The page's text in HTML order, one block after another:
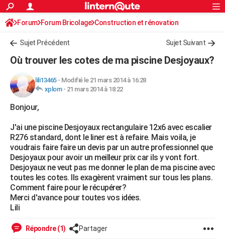
ACTUALITÉS
Politique
Société
Faits Divers
Education
Monde
Villes
+
Retraite
Impôts
Epargne
Immobilier
Risques naturels par ville
Banque
Assurance
Crédit
AUTO
Essais
Réserver un essai
Citadines
Berlines
SUV
Forum auto
+HIGH-TECH
Mobiles
Meilleur smartphone
Internet
Ordinateurs
Jeux vidéo
Guide high-tech
+BRICOLAGE
Forum
Aménagement intérieur
Extérieur
Cuisine
Salle de bains
Jardinage
Rangement
WEEK-END
Guides de France
Escapades
Patrimoine
Expositions
Musées
Week-end nature
+LIFESTYLE
Art de vivre
Bien-être
Loisirs
ModeModes de vie
SANTE
Destinations
City break
Voyage nature
Voyage de noces
Forum
Climat
Rechercher
S'inscrire
Connexion
Forum Forum Bricolage Construction et rénovation
Sujet Précédent Sujet Suivant
Où trouver les cotes de ma piscine Desjoyaux?
lili13465- Modifié le 21 mars 2014 à 16:28
xplom- 21 mars 2014 à 18:22
Bonjour,
J'ai une piscine Desjoyaux rectangulaire 12x6 avec escalier
R276 standard, dont le liner est à refaire. Mais voila, je
voudrais faire faire un devis par un autre professionnel que
Desjoyaux pour avoir un meilleur prix car ils y vont fort.
Desjoyaux ne veut pas me donner le plan de ma piscine avec
toutes les cotes. Ils exagèrent vraiment sur tous les plans.
Comment faire pour le récupérer?
Merci d'avance pour toutes vos idées.
Lili
Répondre (1) Partager